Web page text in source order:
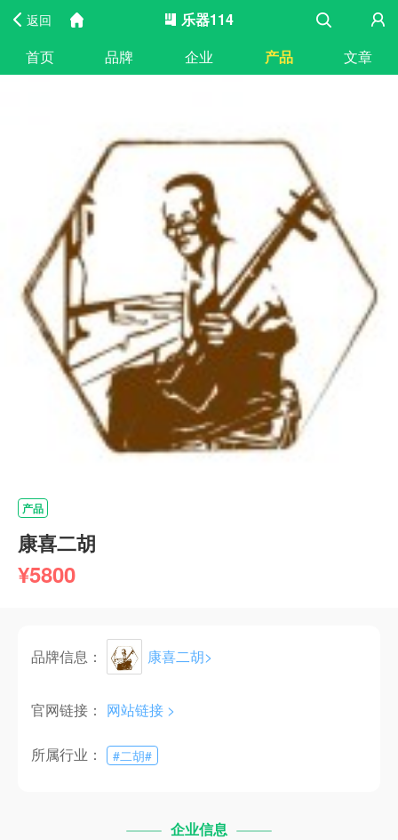
返回
乐器114
首页
品牌 企业 产品 文章
产品
康喜二胡
¥5800
品牌信息： 康喜二胡>
官网链接： 网站链接 >
所属行业： #二胡#
企业信息